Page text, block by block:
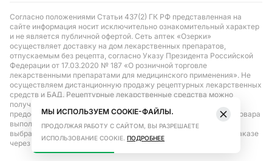
Согласно положениями Статьи 437(2) ГК РФ представленная на
сайте информация носит исключительно ознакомительный характер
и не является публичной офертой. Сеть аптек «Озерки»
осуществляет доставку на дом лекарственных препаратов,
отпускаемым без рецепта, согласно Указу Президента Российской
Федерации от 17.03.2020 № 187 «О розничной торговле
лекарственными препаратами для медицинского применения». Не
осуществляем дистанционную продажу рецептурных лекарственных
средств и БАД. Рецептурные лекарственные средства можно
получить только при помощи самовывоза в аптеке при
предоставлении рецепта, выписанного врачом. Бронирование товара
выполняется при условиях последующего выкупа заказа в
выбранном аптечном пункте. Цена действительна только при заказе
через сайт.
МЫ ИСПОЛЬЗУЕМ COOKIE-ФАЙЛЫ.
ПРОДОЛЖАЯ РАБОТУ С САЙТОМ, ВЫ РАЗРЕШАЕТЕ
ИСПОЛЬЗОВАНИЕ COOKIE. ПОДРОБНЕЕ